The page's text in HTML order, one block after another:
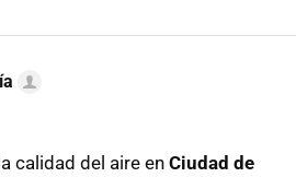
calidad del aire en Ciudad de